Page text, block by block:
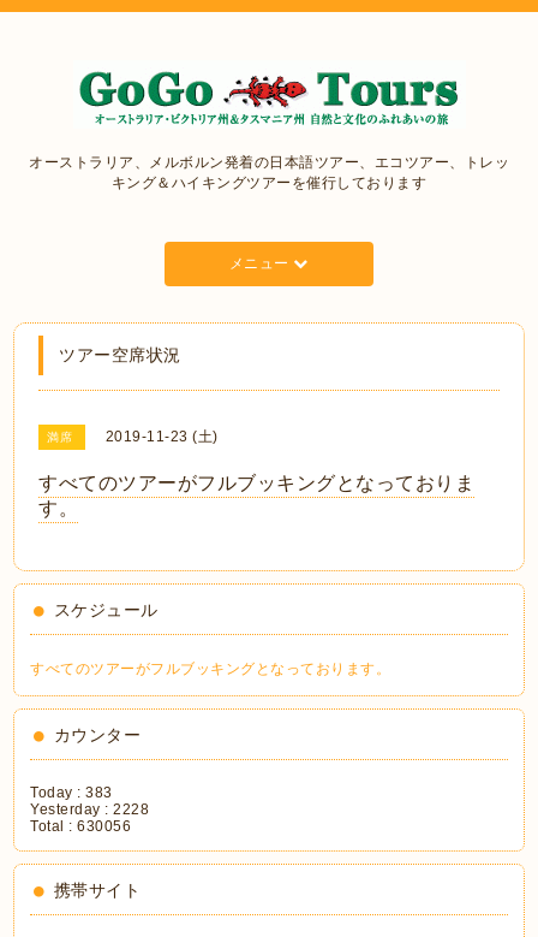
オーストラリア、メルボルン発着の日本語ツアー、エコツアー、トレッ
キング＆ハイキングツアーを催行しております
メニュー
ツアー空席状況
満席 2019-11-23 (土)
すべてのツアーがフルブッキングとなっておりま
す。
スケジュール
すべてのツアーがフルブッキングとなっております。
カウンター
Today :383
Yesterday :2228
Total :630056
携帯サイト